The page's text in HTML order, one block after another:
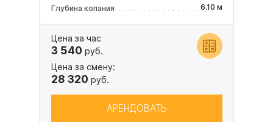
Глубина копания
6.10 м
Цена за час
3 540 руб.
Цена за смену:
28 320 руб.
АРЕНДОВАТЬ